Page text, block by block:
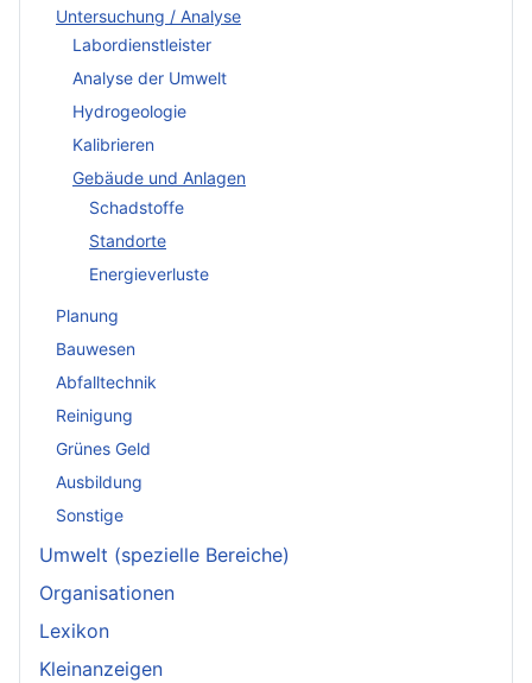
Untersuchung / Analyse
Labordienstleister
Analyse der Umwelt
Hydrogeologie
Kalibrieren
Gebäude und Anlagen
Schadstoffe
Standorte
Energieverluste
Planung
Bauwesen
Abfalltechnik
Reinigung
Grünes Geld
Ausbildung
Sonstige
Umwelt (spezielle Bereiche)
Organisationen
Lexikon
Kleinanzeigen